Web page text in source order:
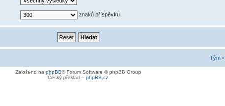
znaků příspěvku
Tým •
Založeno na phpBB® Forum Software © phpBB Group
Český překlad – phpBB.cz